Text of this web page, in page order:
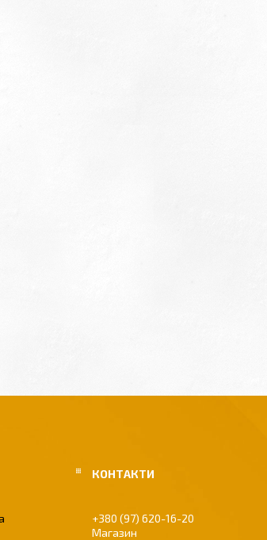
+380 (97) 620-16-20
Магазин